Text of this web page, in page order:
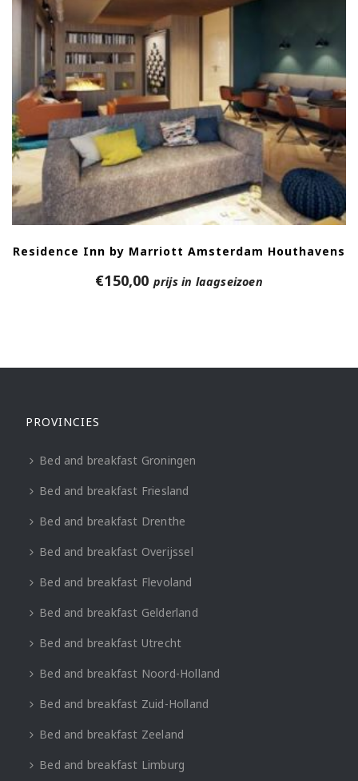
Residence Inn by Marriott Amsterdam Houthavens
€150,00 prijs in laagseizoen
PROVINCIES
Bed and breakfast Groningen
Bed and breakfast Friesland
Bed and breakfast Drenthe
Bed and breakfast Overijssel
Bed and breakfast Flevoland
Bed and breakfast Gelderland
Bed and breakfast Utrecht
Bed and breakfast Noord-Holland
Bed and breakfast Zuid-Holland
Bed and breakfast Zeeland
Bed and breakfast Limburg